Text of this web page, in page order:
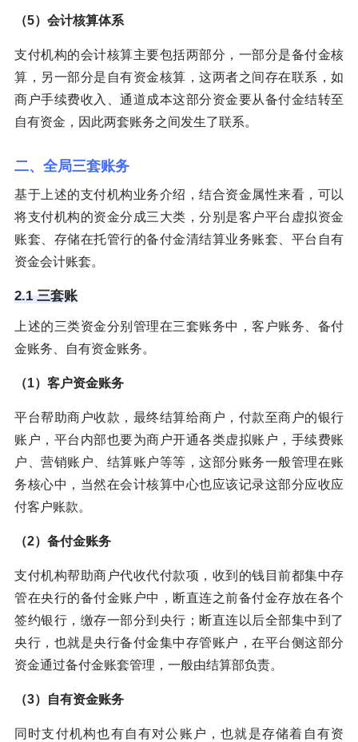
（5）会计核算体系
支付机构的会计核算主要包括两部分，一部分是备付金核
算，另一部分是自有资金核算，这两者之间存在联系，如
商户手续费收入、通道成本这部分资金要从备付金结转至
自有资金，因此两套账务之间发生了联系。
二、全局三套账务
基于上述的支付机构业务介绍，结合资金属性来看，可以
将支付机构的资金分成三大类，分别是客户平台虚拟资金
账套、存储在托管行的备付金清结算业务账套、平台自有
资金会计账套。
2.1 三套账
上述的三类资金分别管理在三套账务中，客户账务、备付
金账务、自有资金账务。
（1）客户资金账务
平台帮助商户收款，最终结算给商户，付款至商户的银行
账户，平台内部也要为商户开通各类虚拟账户，手续费账
户、营销账户、结算账户等等，这部分账务一般管理在账
务核心中，当然在会计核算中心也应该记录这部分应收应
付客户账款。
（2）备付金账务
支付机构帮助商户代收代付款项，收到的钱目前都集中存
管在央行的备付金账户中，断直连之前备付金存放在各个
签约银行，缴存一部分到央行；断直连以后全部集中到了
央行，也就是央行备付金集中存管账户，在平台侧这部分
资金通过备付金账套管理，一般由结算部负责。
（3）自有资金账务
同时支付机构也有自有对公账户，也就是存储着自有资